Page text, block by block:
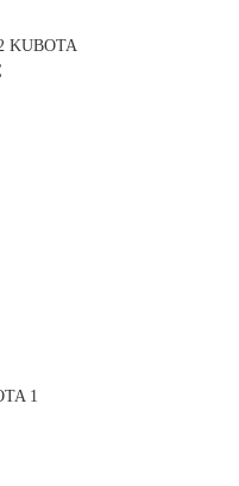
KUBOTA
1